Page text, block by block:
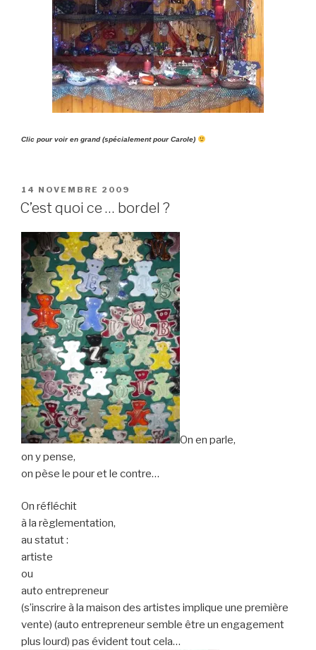
Clic pour voir en grand (spécialement pour Carole)
PUBLIÉ
LE
14 NOVEMBRE 2009
C’est quoi ce … bordel ?
On en parle,
on y pense,
on pèse le pour et le contre…
On réfléchit
à la règlementation,
au statut :
artiste
ou
auto entrepreneur
(s’inscrire à la maison des artistes implique une première
vente) (auto entrepreneur semble être un engagement
plus lourd) pas évident tout cela…